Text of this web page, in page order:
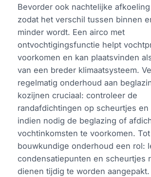
Bevorder ook nachtelijke
zodat het verschil tussen binnen
minder wordt. Een airco met
ontvochtigingsfunctie helpt
voorkomen en kan plaatsvinden
van een breder klimaatsysteem.
regelmatig onderhoud aan
kozijnen cruciaal: controleer de
randafdichtingen op scheurtjes en
indien nodig de beglazing of
vochtinkomsten te voorkomen.
bouwkundige onderhoud een rol:
condensatiepunten en scheurtjes
dienen tijdig te worden aangepakt.